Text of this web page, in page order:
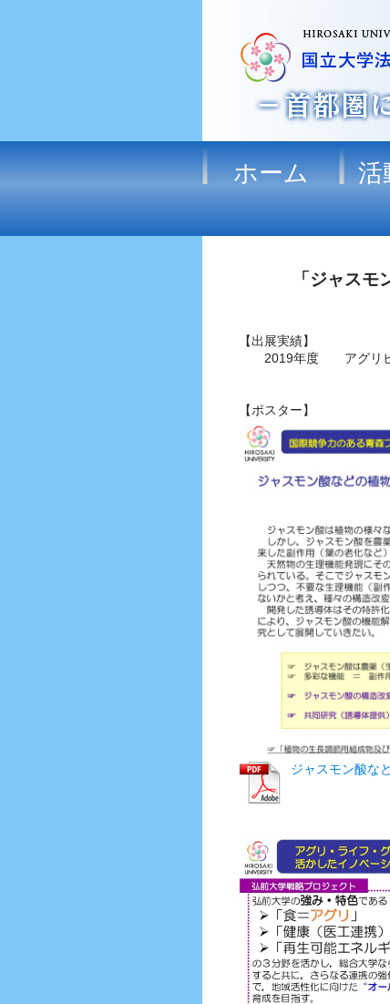
ホーム 活
「ジャス
【出展実績】
2019年度 アグリビ
【ポスター】
ジャスモン酸な